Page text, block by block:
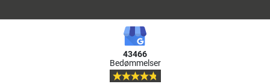
43466
Bedømmelser